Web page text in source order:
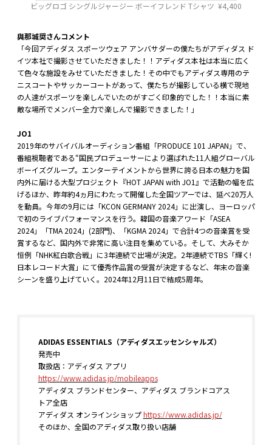
ビッグロゴ シングルジャージー ボーイフレンド Tシャツ ¥4,400
與那城奨さんコメント
「今回アディダス スポーツウェア アンバサダーの僕たちがアディダス ド
イツ本社で撮影させていただきました！！アディダス本社は本当に広く
て色々な施設をみせていただきました！その中でもアディダス専用のテ
ニスコートやサッカーコートがあって、僕たちが撮影している横で現地
の人達がスポーツを楽しんでいたのがすごく印象的でした！！本当に素
敵な場所でメンバー全力で楽しんで撮影できました！」
JO1
2019年のサバイバルオーディション番組「PRODUCE 101 JAPAN」で、
番組視聴者である“国民プロデューサーにより選ばれた11人組グローバル
ボーイズグループ。エンターテイメントから世界に誇る日本の魅力を国
内外に届ける大型プロジェクト『HOT JAPAN with JO1』で活動の幅を広
げるほか、昨年約4ヵ月にわたって開催した全国ツアーでは、延べ20万人
を動員。今年の9月には「KCON GERMANY 2024」に出演し、ヨーロッパ
で初のライブパフォーマンスを行う。韓国の音楽アワード「ASEA
2024」「TMA 2024」(2部門)、「KGMA 2024」で合計4つの音楽賞を受
賞するなど、国内外で非常に高い注目を集めている。そして、大みそか
恒例「NHK紅白歌合戦」に3年連続で出場が決定。2年連続でTBS「輝く!
日本レコード大賞」にて優秀作品賞の受賞が決定するなど、年末の音楽
シーンを盛り上げていく。2024年12月11日で結成5周年。
ADIDAS ESSENTIALS（アディダスエッセンシャルズ）
発売中
取扱店：アディダス アプリ
https://www.adidas.jp/mobileapps
アディダス ブランドセンター、アディダス ブランドコアス
トア全店
アディダス オンラインショップhttps://www.adidas.jp/
そのほか、全国のアディダス取り扱い店舗